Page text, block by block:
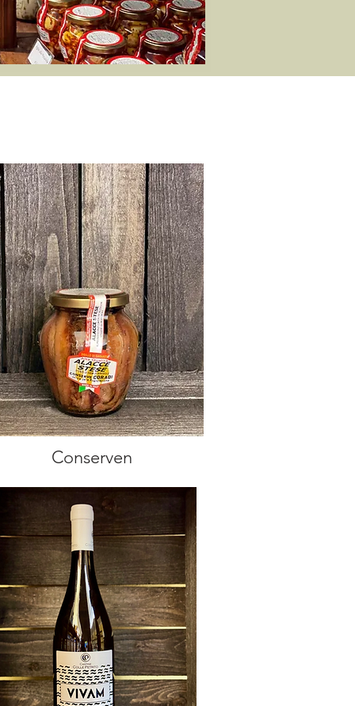
Conserven